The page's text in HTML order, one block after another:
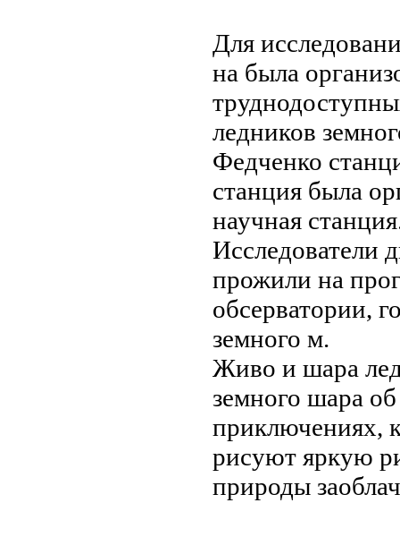
Для
на была
ледников
Федченко
станция была
научная
Исследователи
прожили на
обсерватории,
земного м.
Живо и шара
земного шара
приключениях,
рисуют яркую
природы